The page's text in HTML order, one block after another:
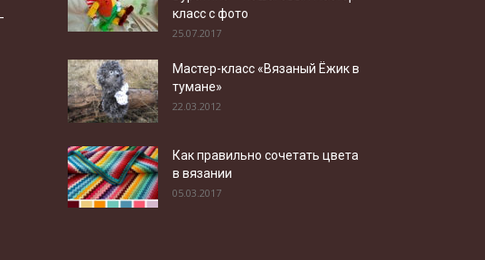
класс с фото
25.07.2017
Мастер-класс «Вязаный Ёжик в
тумане»
22.03.2012
Как правильно сочетать цвета
в вязании
05.03.2017